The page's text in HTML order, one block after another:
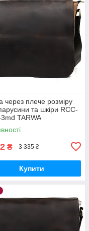
через плече розміру
та шкіри RCC-
TARWA
₴ 3 335 ₴
Купити